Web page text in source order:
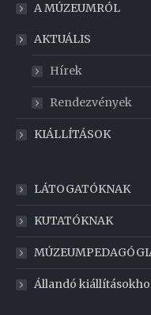
A MÚZEUMRÓL
AKTUÁLIS
Hírek
Rendezvények
KIÁLLÍTÁSOK
LÁTOGATÓKNAK
KUTATÓKNAK
Állandó